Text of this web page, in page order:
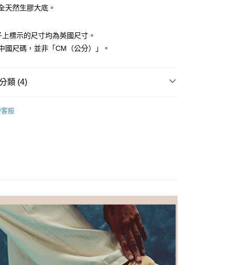
銀行
商業銀行
信用卡公司
！
需註冊會員、不需綁卡、不需儲值。
要手機號碼，簡訊認證，即可結帳。
確認商品／服務後，再付款。
數日內，您將收到繳費通知簡訊。
帳手續完成當下不需立刻繳費，但若您需要取消訂單，請聯
服務之必要範圍內提供個人資料，並將交易相關給付款項請
恩沛科技股份有限公司。
人資料處理事宜，請瀏覽以下網址：
terms/#terms3
使用者請事先徵得法定代理人或監護人之同意方可使用
享後付」，若未經同意申辦者引起之損失，本公司不負相關責
AFTEE先享後付」時，將依據個別帳號之用戶狀況，依本公司
取貨
富取貨
貨
，滿NT$1,000(含以上)免運費
天然生膠大底。
標示的尺寸均為英國尺寸。
國尺碼，並非「CM（公分）」。
類 (4)
客服